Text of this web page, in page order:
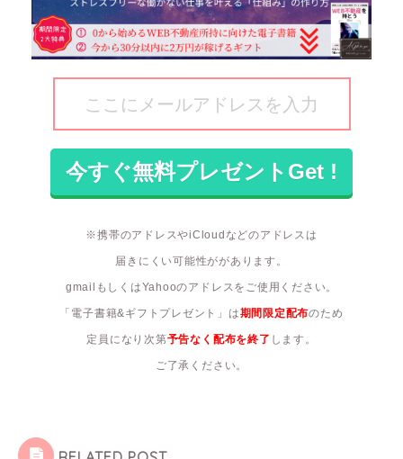
※携帯のアドレスやiCloudなどのアドレスは
届きにくい可能性ががあります。
gmailもしくはYahooのアドレスをご使用ください。
「電子書籍&ギフトプレゼント」は期間限定配布のため
定員になり次第予告なく配布を終了 します。
ご了承ください。